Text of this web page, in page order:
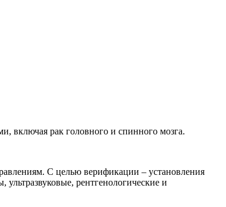
включая рак головного и спинного мозга.
С целью верификации – установления
рентгенологические и